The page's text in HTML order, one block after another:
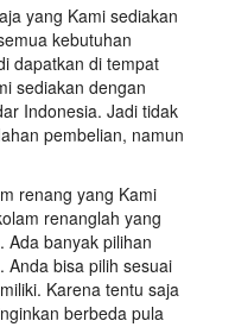
yang Kami sediakan
kebutuhan
dapatkan di tempat
sediakan dengan
Indonesia. Jadi tidak
pembelian, namun
renang yang Kami
renanglah yang
Ada banyak pilihan
Anda bisa pilih sesuai
Karena tentu saja
berbeda pula